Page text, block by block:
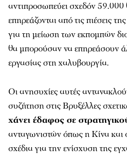
αντιπροσωπεύει σχεδόν 59.000
επηρεάζονται από τις πιέσεις
για τη μείωση των εκπομπών
θα μπορούσαν να επηρεάσουν
εργασίας στη χαλυβουργία.
Οι ανησυχίες αυτές
συζήτηση στις Βρυξέλλες
χάνει έδαφος σε
ανταγωνιστών όπως η Κίνα
σχέδια για την ενίσχυση της